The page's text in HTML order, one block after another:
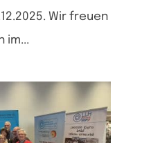
Wir freuen
im...